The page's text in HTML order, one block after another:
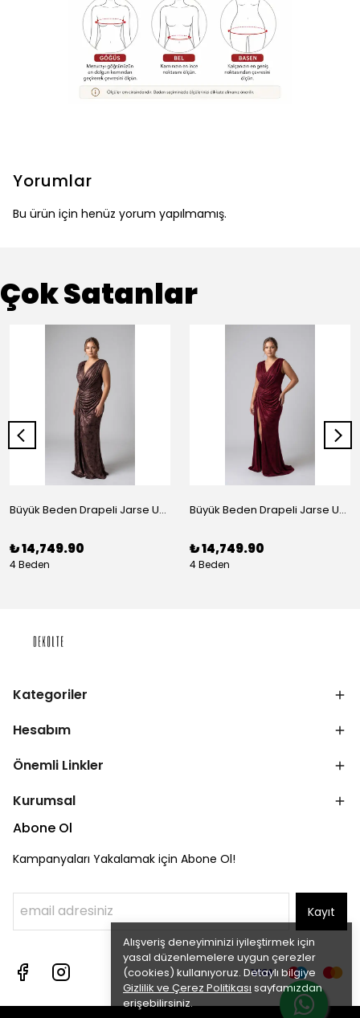
Alışveriş deneyiminizi iyileştirmek için
yasal düzenlemelere uygun çerezler
(cookies) kullanıyoruz. Detaylı bilgiye
Gizlilik ve Çerez Politikası sayfamızdan
erişebilirsiniz.
Yorumlar
Bu ürün için henüz yorum yapılmamış.
Çok Satanlar
Büyük Beden Drapeli Jarse Uzun Abiye Elbise Bakır
₺ 14,749.90
4 Beden
Büyük Beden Drapeli Jarse Uzun Abiye Elbise Bordo
₺ 14,749.90
4 Beden
Kategoriler
Hesabım
Önemli Linkler
Kurumsal
Abone Ol
Kampanyaları Yakalamak için Abone Ol!
Kayıt